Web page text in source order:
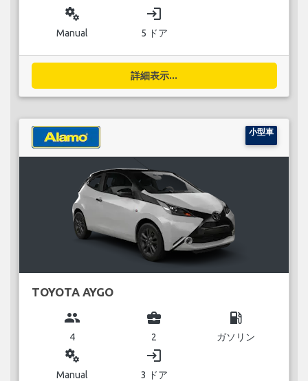
miscellaneous_services
Manual
login
5 ドア
詳細表示...
小型車
TOYOTA AYGO
group
4
business_center
2
local_gas_station
ガソリン
miscellaneous_services
Manual
login
3 ドア